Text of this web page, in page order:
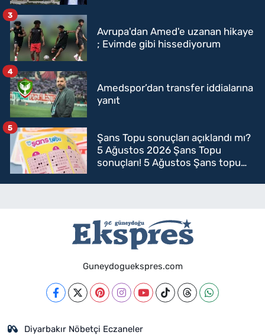
Avrupa'dan Amed'e uzanan hikaye
; Evimde gibi hissediyorum
3
Amedspor’dan transfer iddialarına
yanıt
4
Şans Topu sonuçları açıklandı mı?
5 Ağustos 2026 Şans Topu
sonuçları! 5 Ağustos Şans topu
5
Guneydoguekspres.com
Diyarbakır Nöbetçi Eczaneler